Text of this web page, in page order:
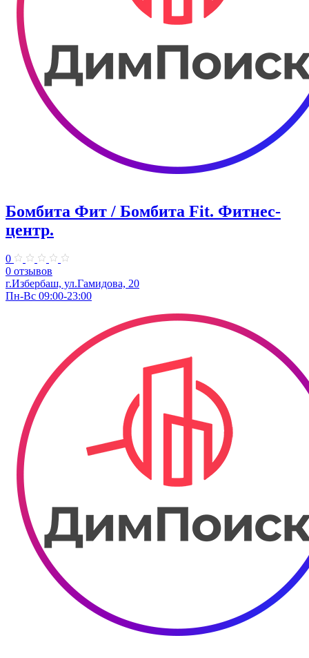
Бомбита Фит / Бомбита Fit. ​Фитнес-
центр.
0
0 отзывов
г.Избербаш, ул.Гамидова, 20
Пн-Вс 09:00-23:00